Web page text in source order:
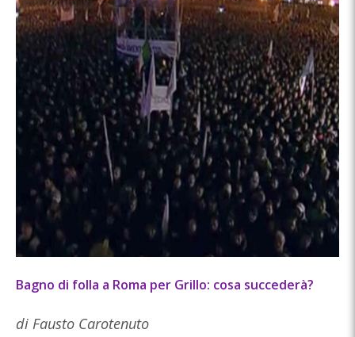
Bagno di folla a Roma per Grillo: cosa succederà?
di Fausto Carotenuto